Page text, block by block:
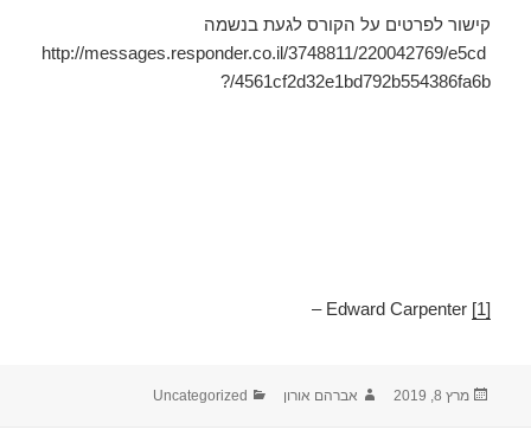
קישור לפרטים על הקורס לגעת בנשמה
http://messages.responder.co.il/3748811/220042769/e5cd
4561cf2d32e1bd792b554386fa6b/?
[1]
Edward Carpenter –
פורסם
מרץ 8, 2019 מחבר
אברהם אורון קטגוריות
Uncategorized